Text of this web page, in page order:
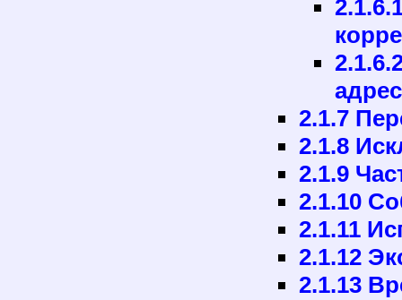
2.1.7
2.1.8
2.1.9
2.1.10
2.1.11
2.1.12
2.1.13